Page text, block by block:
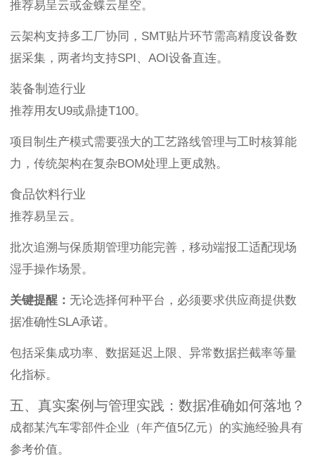
推荐易呈云或金蝶云星空。
云架构支持多工厂协同，SMT贴片环节需高精度设备数
据采集，两者均支持SPI、AOI设备直连。
装备制造行业
推荐用友U9或鼎捷T100。
项目制生产模式需要强大的工艺路线管理与工时核算能
力，传统架构在复杂BOM处理上更成熟。
食品饮料行业
推荐易呈云。
批次追溯与保质期管理功能完善，移动端报工适配现场
湿手操作场景。
关键提醒： 无论选择何种平台，必须要求供应商提供数
据准确性SLA承诺。
包括采集成功率、数据延迟上限、异常数据拦截率等量
化指标。
五、真实案例与管理实践：数据准确如何落地？
成都某汽车零部件企业（年产值5亿元）的实施经验具有
参考价值。